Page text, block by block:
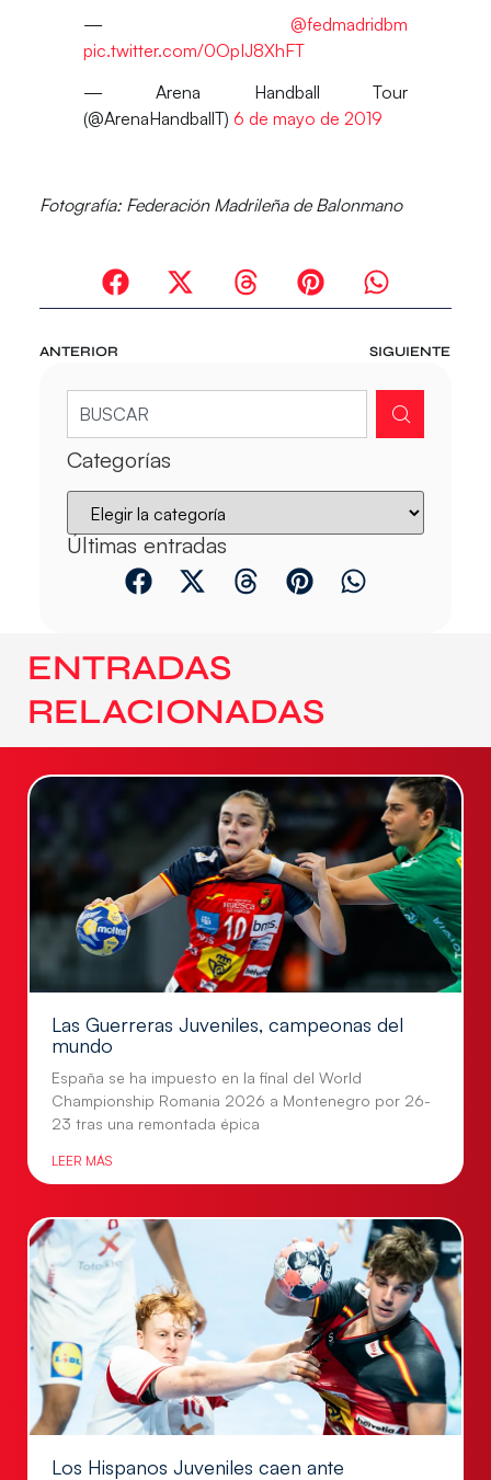
—@fedmadridbm
pic.twitter.com/0OpIJ8XhFT
— Arena Handball Tour
(@ArenaHandballT) 6 de mayo de 2019
Fotografía: Federación Madrileña de Balonmano
ANTERIOR SIGUIENTE
Categorías
Últimas entradas
ENTRADAS
RELACIONADAS
Las Guerreras Juveniles, campeonas del
mundo
España se ha impuesto en la final del World
Championship Romania 2026 a Montenegro por 26-
23 tras una remontada épica
LEER MÁS
Los Hispanos Juveniles caen ante